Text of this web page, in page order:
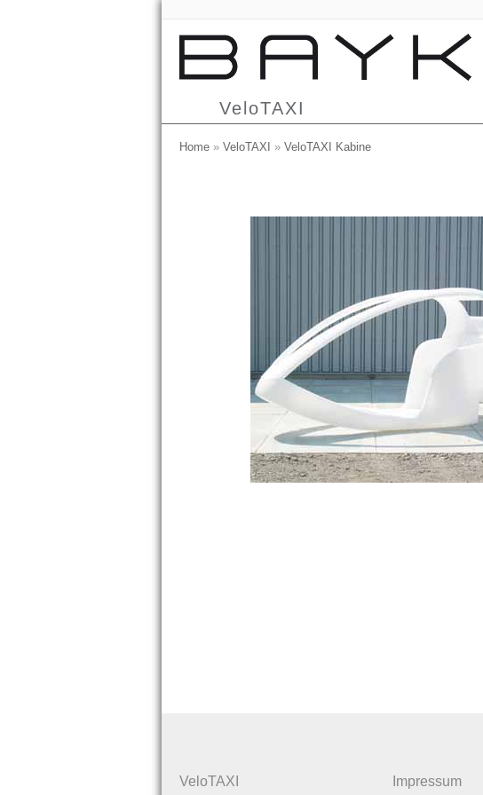
VeloTAXI
Home » VeloTAXI » VeloTAXI Kabine
VeloTAXI
Impressum